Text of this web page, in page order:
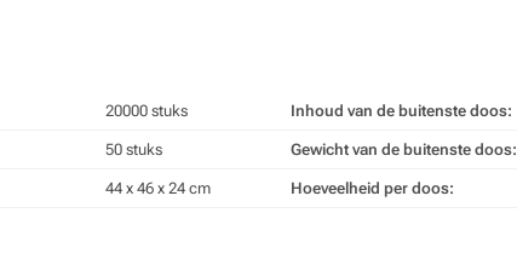
20000 stuks
50 stuks
44 x 46 x 24 cm
Inhoud van de buitenste doos:
Gewicht van de buitenste doos:
Hoeveelheid per doos: